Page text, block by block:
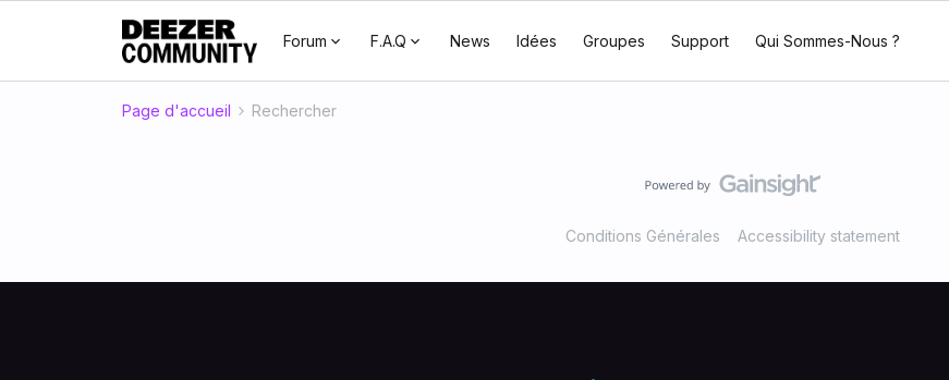
Forum F.A.Q News Idées Groupes Support Qui Sommes-Nous ?
Page d'accueil Rechercher
Conditions Générales Accessibility statement